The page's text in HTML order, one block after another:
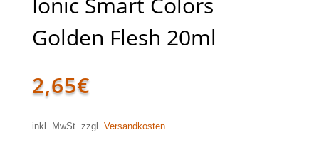
Golden Flesh 20ml
2,65€
inkl. MwSt. zzgl. Versandkosten